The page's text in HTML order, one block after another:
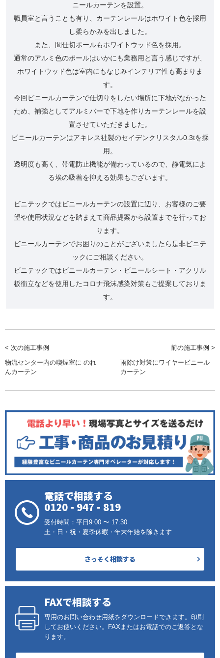
ニールカーテンを設置。
職員室と言うことも有り、カーテンレールはホワイト色を採用
し柔らかみを出しました。
また、間仕切ポールもホワイトウッド色を採用。
通常のアルミ色のポールはいかにも業務用と言う感じですが、
ホワイトウッド色は室内にもなじみインテリア性も高まりま
す。
今回ビニールカーテンで仕切りをしたい場所に下地がなかった
ため、補強としてアルミバーで下地を作りカーテンレールを設
置させていただきました。
ビニールカーテンはアキレス社製のセイデンクリスタル0.3tを採
用。
透明度も高く、帯電防止機能が備わっているので、静電気によ
る埃の吸着を抑える効果もございます。
ビニテックではビニールカーテンの設置に辺り、お客様のご要
望や使用状況などを踏まえて商品提案から設置までを行ってお
ります。
ビニールカーテンでお困りのことがございましたら是非ビニテ
ックにご相談ください。
ビニテックではビニールカーテン・ビニールシート・アクリル
板衝立などを使用したコロナ飛沫感染対策もご提案しておりま
す。
< 次の施工事例
物流センター内の喫煙室に のれ
んカーテン
前の施工事例 >
雨除け対策にワイヤービニール
カーテン
電話で相談する
0120 - 947 - 819
受付時間：平日9:00 〜 17:30
土・日・祝・夏季休暇・年末年始を除きます
さっそく相談する
FAXで相談する
専用のお問い合わせ用紙をダウンロードできます。印刷
してお使いください。FAXまたはお電話でのご返答とな
ります。